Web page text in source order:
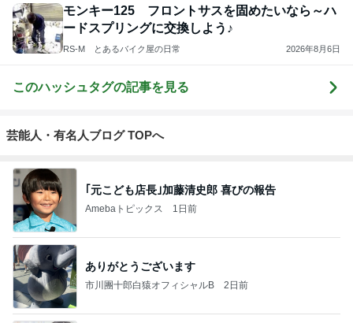
モンキー125 フロントサスを固めたいなら～ハ
ードスプリングに交換しよう♪
RS-M とあるバイク屋の日常 2026年8月6日
このハッシュタグの記事を見る
芸能人・有名人ブログ TOPへ
｢元こども店長｣加藤清史郎 喜びの報告
Amebaトピックス 1日前
ありがとうございます
市川團十郎白猿オフィシャルB 2日前